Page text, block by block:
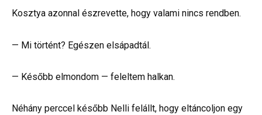
Kosztya azonnal észrevette, hogy valami nincs rendben.
— Mi történt? Egészen elsápadtál.
— Később elmondom — feleltem halkan.
Néhány perccel később Nelli felállt, hogy eltáncoljon egy